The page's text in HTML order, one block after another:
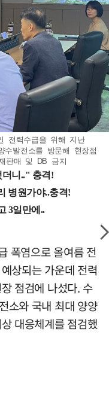
전력수급을 위해 지난
수발전소를 방문해 현장점
판매 및 DB 금지
폭염으로 올여름 전
상되는 가운데 전력
점검에 나섰다. 수
소와 국내 최대 양양
대응체계를 점검했